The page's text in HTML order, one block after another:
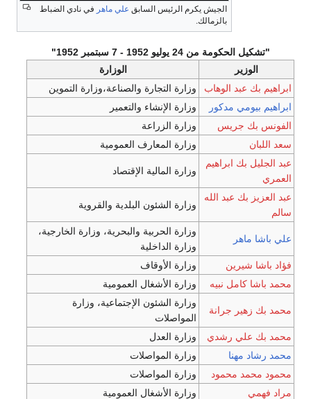
الجيش يكرم الرئيس السابقعلي ماهر في نادي الضباط
من 24 يوليو 1952 - 7 سبتمبر 1952"
عبد الوهاب
وزارة التجارة والصناعة،وزارة التموين
مدكور
وزارة الإنشاء والتعمير
جريس
وزارة الزراعة
وزارة المعارف العمومية
بك ابراهيم
وزارة المالية الإقتصاد
بك عبد الله
وزارة الشئون البلدية والقروية
وزارة الحربية والبحرية، وزارة الخارجية،
وزارة الداخلية
وزارة الأوقاف
نبيه
وزارة الأشغال العمومية
جرانة
وزارة الشئون الإجتماعية، وزارة
المواصلات
رشدي
وزارة العدل
مهنا
وزارة المواصلات
محمود
وزارة المواصلات
وزارة الأشغال العمومية